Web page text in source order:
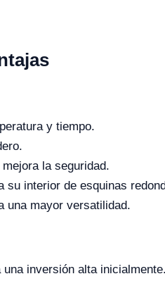
y tiempo.
la seguridad.
su interior de esquinas
una mayor versatilidad.
inversión alta